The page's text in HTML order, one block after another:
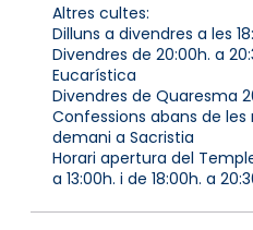
Altres cultes:
Dilluns a divendres a les
Divendres de 20:00h. a
Eucarística
Divendres de Quaresma
Confessions abans de
demani a Sacristia
Horari apertura del
a 13:00h. i de 18:00h. a